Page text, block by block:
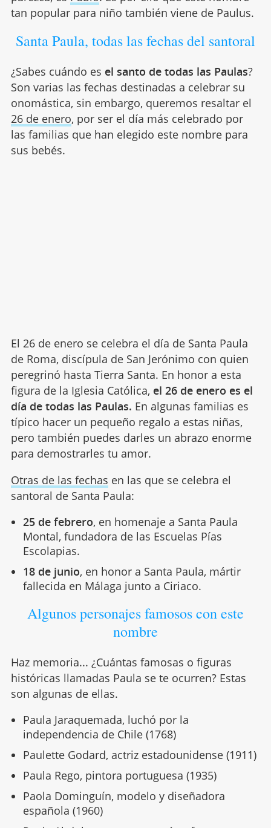
tan popular para niño también viene de Paulus.
Santa Paula, todas las fechas del santoral
¿Sabes cuándo es el santo de todas las Paulas?
Son varias las fechas destinadas a celebrar su
onomástica, sin embargo, queremos resaltar el
26 de enero, por ser el día más celebrado por
las familias que han elegido este nombre para
sus bebés.
El 26 de enero se celebra el día de Santa Paula
de Roma, discípula de San Jerónimo con quien
peregrinó hasta Tierra Santa. En honor a esta
figura de la Iglesia Católica, el 26 de enero es el
día de todas las Paulas. En algunas familias es
típico hacer un pequeño regalo a estas niñas,
pero también puedes darles un abrazo enorme
para demostrarles tu amor.
Otras de las fechas en las que se celebra el
santoral de Santa Paula:
25 de febrero, en homenaje a Santa Paula
Montal, fundadora de las Escuelas Pías
Escolapias.
18 de junio, en honor a Santa Paula, mártir
fallecida en Málaga junto a Ciriaco.
Algunos personajes famosos con este
nombre
Haz memoria... ¿Cuántas famosas o figuras
históricas llamadas Paula se te ocurren? Estas
son algunas de ellas.
Paula Jaraquemada, luchó por la
independencia de Chile (1768)
Paulette Godard, actriz estadounidense (1911)
Paula Rego, pintora portuguesa (1935)
Paola Dominguín, modelo y diseñadora
española (1960)